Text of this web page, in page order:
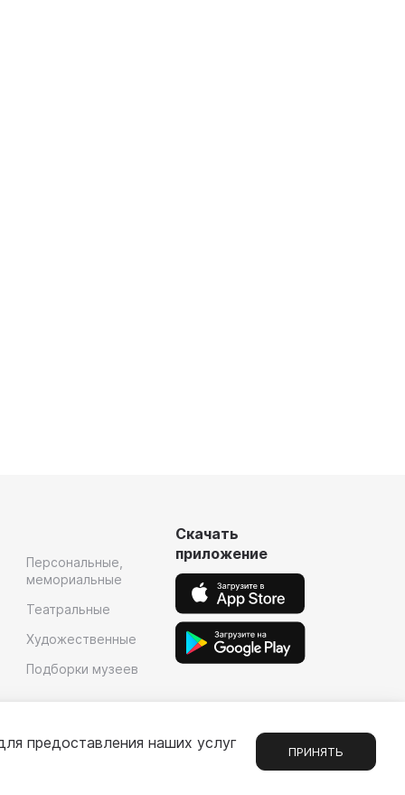
Персональные,
мемориальные
Театральные
Художественные
Подборки музеев
Скачать
приложение
предоставления наших услуг
ПРИНЯТЬ